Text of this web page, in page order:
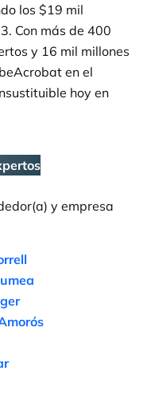
los $19 mil
Con más de 400
y 16 mil millones
en el
hoy en
y empresa